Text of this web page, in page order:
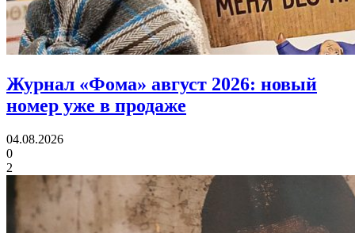
Журнал «Фома» август 2026: новый
номер уже в продаже
04.08.2026
0
2